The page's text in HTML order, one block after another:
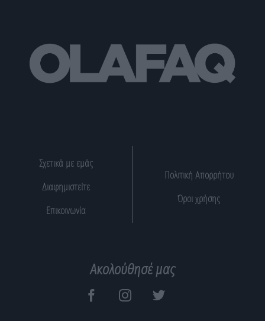
Σχετικά με εμάς
Διαφημιστείτε
Επικοινωνία
Πολιτική Απορρήτου
Όροι χρήσης
Ακολούθησέ μας